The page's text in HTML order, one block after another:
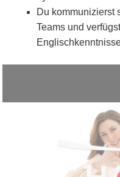
Du kommunizierst
Teams und